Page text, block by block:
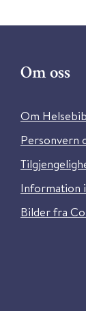
Om oss
Om
Personvern
Information
Bilder fra